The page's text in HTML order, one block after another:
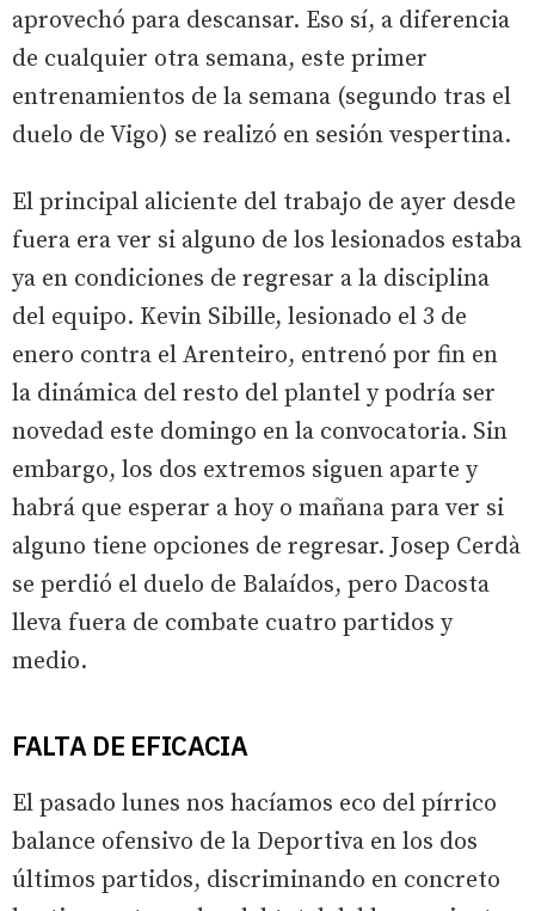
aprovechó para descansar. Eso sí, a diferencia
de cualquier otra semana, este primer
entrenamientos de la semana (segundo tras el
duelo de Vigo) se realizó en sesión vespertina.
El principal aliciente del trabajo de ayer desde
fuera era ver si alguno de los lesionados estaba
ya en condiciones de regresar a la disciplina
del equipo. Kevin Sibille, lesionado el 3 de
enero contra el Arenteiro, entrenó por fin en
la dinámica del resto del plantel y podría ser
novedad este domingo en la convocatoria. Sin
embargo, los dos extremos siguen aparte y
habrá que esperar a hoy o mañana para ver si
alguno tiene opciones de regresar. Josep Cerdà
se perdió el duelo de Balaídos, pero Dacosta
lleva fuera de combate cuatro partidos y
medio.
FALTA DE EFICACIA
El pasado lunes nos hacíamos eco del pírrico
balance ofensivo de la Deportiva en los dos
últimos partidos, discriminando en concreto